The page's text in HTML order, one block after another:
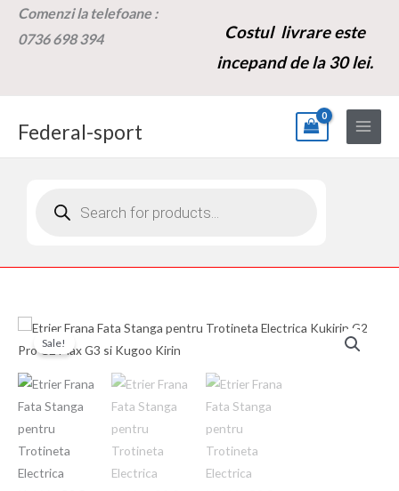
SkipComenzi la telefoane :
0736 698 394
Costul livrare este
incepand de la 30 lei.
Federal-sport
Sale!
Prețul
a
fost:
150,00 Ron.
Prețul
este:
120,00 Ron.
Cantitate
Etrier
Frana
Fata
Stanga
pentru
Trotineta
Electrica